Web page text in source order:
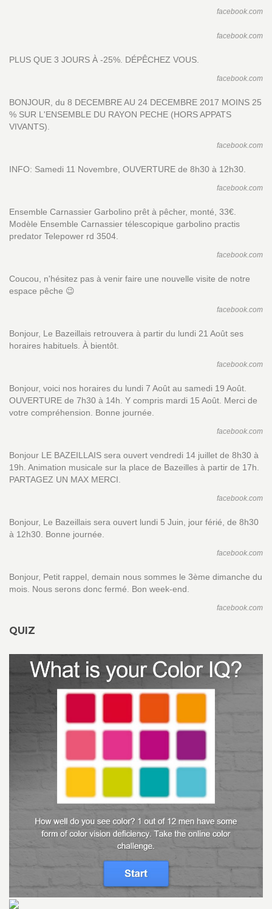
facebook.com
facebook.com
PLUS QUE 3 JOURS À -25%. DÉPÊCHEZ VOUS.
facebook.com
BONJOUR, du 8 DECEMBRE AU 24 DECEMBRE 2017 MOINS 25
% SUR L'ENSEMBLE DU RAYON PECHE (HORS APPATS
VIVANTS).
facebook.com
INFO: Samedi 11 Novembre, OUVERTURE de 8h30 à 12h30.
facebook.com
Ensemble Carnassier Garbolino prêt à pêcher, monté, 33€.
Modèle Ensemble Carnassier télescopique garbolino practis
predator Telepower rd 3504.
facebook.com
Coucou, n'hésitez pas à venir faire une nouvelle visite de notre
espace pêche 😉
facebook.com
Bonjour, Le Bazeillais retrouvera à partir du lundi 21 Août ses
horaires habituels. À bientôt.
facebook.com
Bonjour, voici nos horaires du lundi 7 Août au samedi 19 Août.
OUVERTURE de 7h30 à 14h. Y compris mardi 15 Août. Merci de
votre compréhension. Bonne journée.
facebook.com
Bonjour LE BAZEILLAIS sera ouvert vendredi 14 juillet de 8h30 à
19h. Animation musicale sur la place de Bazeilles à partir de 17h.
PARTAGEZ UN MAX MERCI.
facebook.com
Bonjour, Le Bazeillais sera ouvert lundi 5 Juin, jour férié, de 8h30
à 12h30. Bonne journée.
facebook.com
Bonjour, Petit rappel, demain nous sommes le 3ème dimanche du
mois. Nous serons donc fermé. Bon week-end.
facebook.com
QUIZ